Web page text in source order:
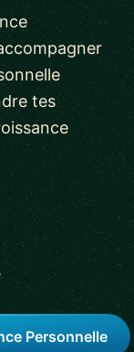
tes
Personnelle